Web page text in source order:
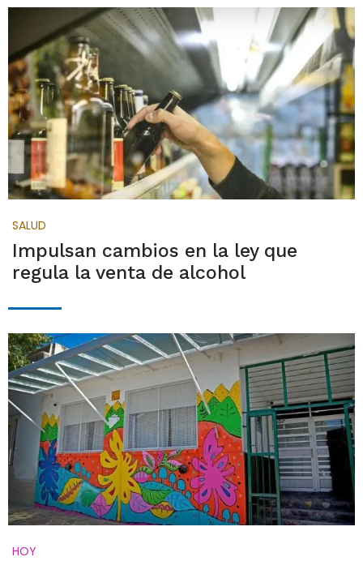
SALUD
Impulsan cambios en la ley que
regula la venta de alcohol
HOY